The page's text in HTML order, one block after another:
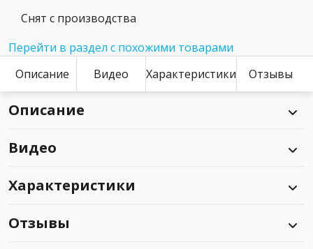
Снят с производства
Перейти в раздел с похожими товарами
Описание
Видео Характеристики Отзывы
Описание
Видео
Характеристики
Отзывы